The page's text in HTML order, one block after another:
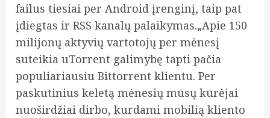
failus tiesiai per Android įrenginį, taip pat
įdiegtas ir RSS kanalų palaikymas.„Apie 150
milijonų aktyvių vartotojų per mėnesį
suteikia uTorrent galimybę tapti pačia
populiariausiu Bittorrent klientu. Per
paskutinius keletą mėnesių mūsų kūrėjai
nuoširdžiai dirbo, kurdami mobilią kliento